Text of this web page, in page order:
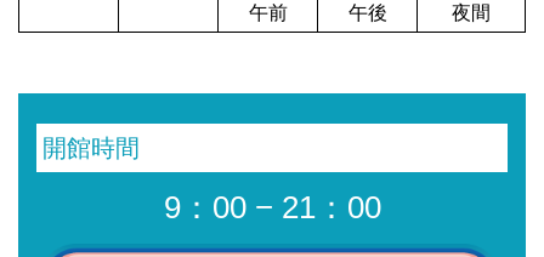
午前
午後 夜間
開館時間
9：00 − 21：00